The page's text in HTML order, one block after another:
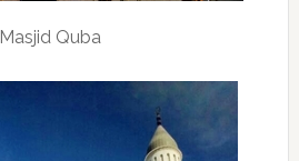
Masjid Quba